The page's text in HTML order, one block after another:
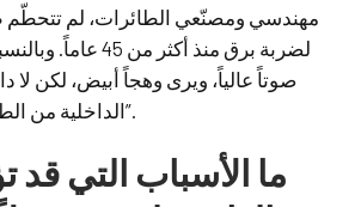
مهندسي ومصنّعي الطائرات، لم تتحطّم
لضربة برق منذ أكثر
صوتاً عالياً، ويرى وهجاً أبيض، لكن لا
الداخلية من الطائرة محمية بالكامل”.